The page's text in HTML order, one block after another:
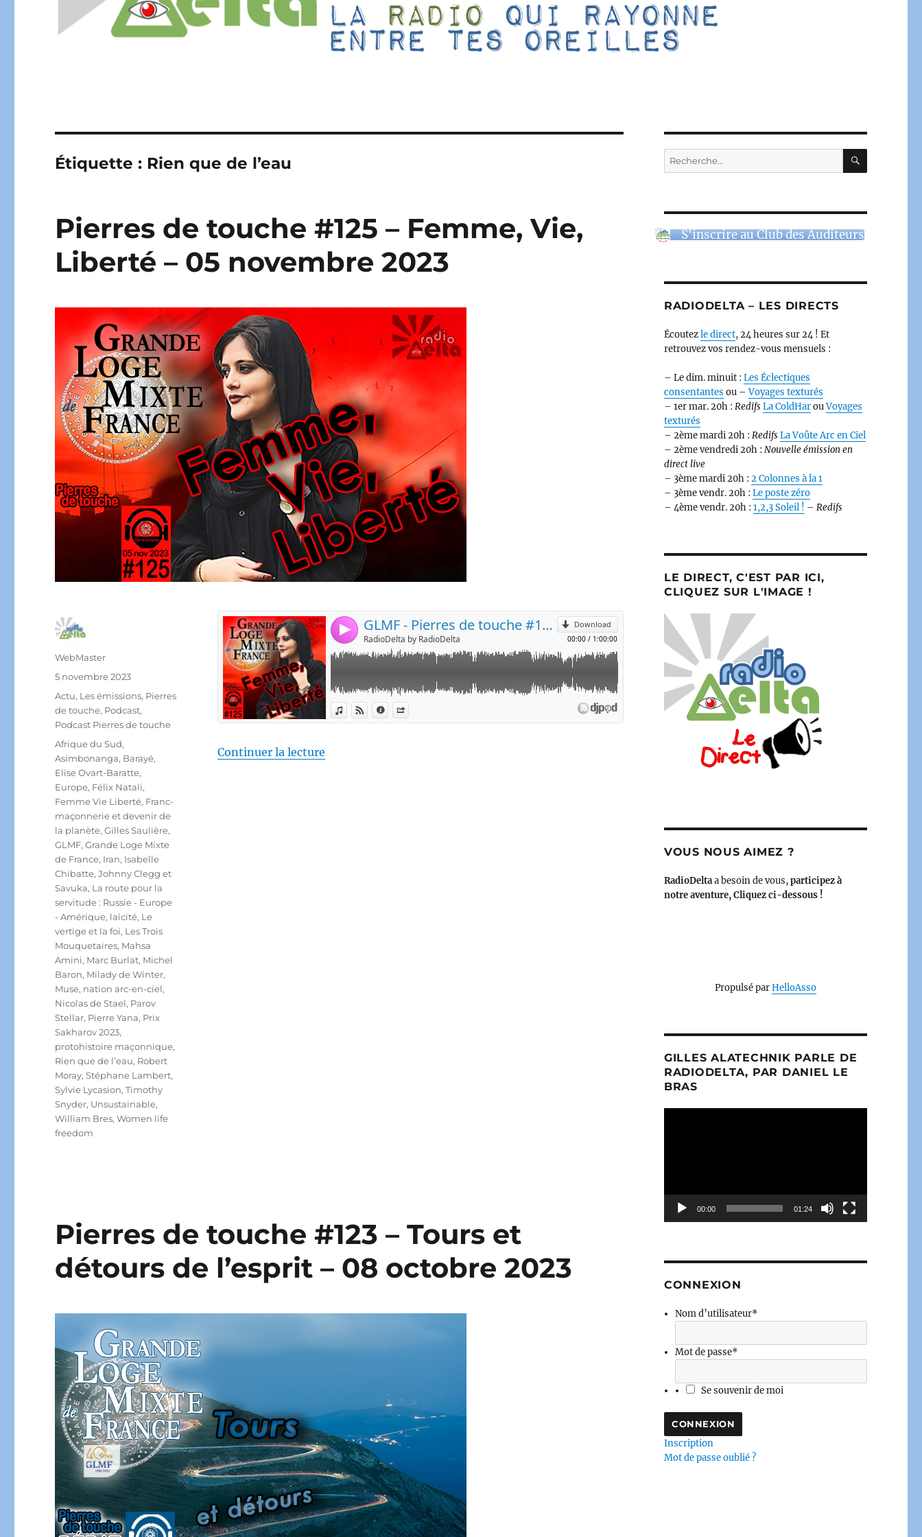
Étiquette : Rien que de l’eau
Pierres de touche #125 – Femme, Vie,
Liberté – 05 novembre 2023
Continuer la lecturede « Pierres de touche #125 – Femme, Vie, Liberté – 05 novembre 2023 »
Auteur
WebMaster
Publié
5 novembre 2023
Catégories
Actu, Les émissions, Pierres
de touche, Podcast,
Podcast Pierres de touche
Étiquettes
Afrique du Sud,
Asimbonanga, Barayé,
Elise Ovart-Baratte,
Europe, Félix Natali,
Femme Vie Liberté, Franc-
maçonnerie et devenir de
la planète,Gilles Saulière,
GLMF,Grande Loge Mixte
de France, Iran, Isabelle
Chibatte,Johnny Clegg et
Savuka, La route pour la
servitude : Russie - Europe
- Amérique, laïcité, Le
vertige et la foi, Les Trois
Mouquetaires, Mahsa
Amini, Marc Burlat, Michel
Baron, Milady de Winter,
Muse, nation arc-en-ciel,
Nicolas de Stael, Parov
Stellar, Pierre Yana, Prix
Sakharov 2023,
protohistoire maçonnique,
Rien que de l’eau, Robert
Moray,Stéphane Lambert,
Sylvie Lycasion,Timothy
Snyder, Unsustainable,
William Bres,Women life
freedom
Pierres de touche #123 – Tours et
détours de l’esprit – 08 octobre 2023
Recherche
pour :
S'inscrire au Club des Auditeurs
RADIODELTA – LES DIRECTS
Écoutezle direct, 24 heures sur 24 ! Et
retrouvez vos rendez-vous mensuels :
– Le dim. minuit : Les Éclectiques
consentantes ou –Voyages texturés
– 1er mar. 20h : Redifs La ColdHarouVoyages
texturés
– 2ème mardi 20h : Redifs La Voûte Arc en Ciel
– 2ème vendredi 20h : Nouvelle émission en
direct live
– 3ème mardi 20h : 2 Colonnes à la 1
– 3ème vendr. 20h : Le poste zéro
– 4ème vendr. 20h : 1,2,3 Soleil ! – Redifs
LE DIRECT, C'EST PAR ICI,
CLIQUEZ SUR L'IMAGE !
VOUS NOUS AIMEZ ?
RadioDeltaa besoin de vous,participez à
notre aventure, Cliquez ci-dessous !
Propulsé parHelloAsso
GILLES ALATECHNIK PARLE DE
RADIODELTA, PAR DANIEL LE
BRAS
00:00 01:24
CONNEXION
Nom d’utilisateur*
Mot de passe*
Se souvenir de moi
Inscription
Mot de passe oublié ?